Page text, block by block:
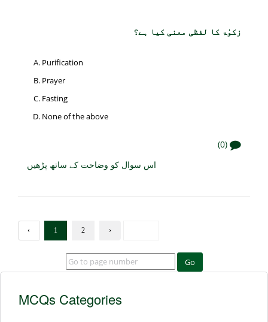
زکوٰۃ کا لفظی معنی کیا ہے؟
Purification
Prayer
Fasting
None of the above
(0)
اس سوال کو وضاحت کے ساتھ پڑھیں
‹ 1 2 ›
Go
MCQs Categories